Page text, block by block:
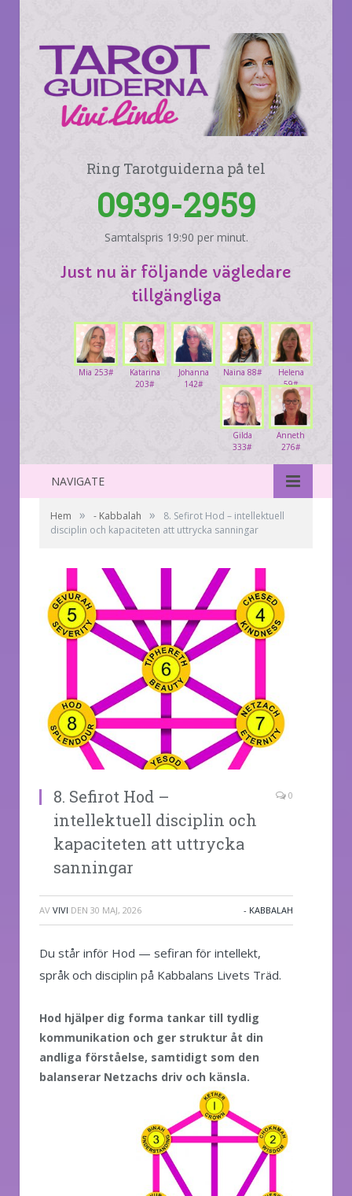
Ring Tarotguiderna på tel
0939-2959
Samtalspris 19:90 per minut.
Just nu är följande vägledare
tillgängliga
Helena
59#
Naina 88#
Johanna
142#
Katarina
203#
Mia 253#
Anneth
276#
Gilda
333#
NAVIGATE
Hem » - Kabbalah »
8. Sefirot Hod – intellektuell
disciplin och kapaciteten att uttrycka sanningar
8. Sefirot Hod –
intellektuell disciplin och
kapaciteten att uttrycka
sanningar
0
AV VIVI DEN 30 MAJ, 2026 - KABBALAH
Du står inför Hod — sefiran för intellekt,
språk och disciplin på Kabbalans Livets Träd.
Hod hjälper dig forma tankar till tydlig
kommunikation och ger struktur åt din
andliga förståelse, samtidigt som den
balanserar Netzachs driv och känsla.